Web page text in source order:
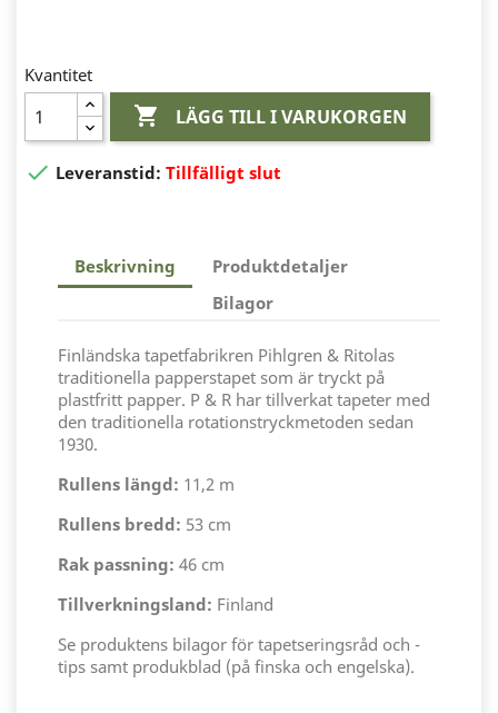
Kvantitet
 LÄGG TILL I VARUKORGEN
 Leveranstid: Tillfälligt slut
Beskrivning
Produktdetaljer
Bilagor
Finländska tapetfabrikren Pihlgren & Ritolas
traditionella papperstapet som är tryckt på
plastfritt papper. P & R har tillverkat tapeter med
den traditionella rotationstryckmetoden sedan
1930.
Rullens längd: 11,2 m
Rullens bredd: 53 cm
Rak passning: 46 cm
Tillverkningsland: Finland
Se produktens bilagor för tapetseringsråd och -
tips samt produkblad (på finska och engelska).